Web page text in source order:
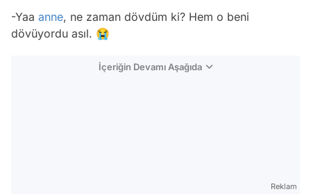
-Yaa anne, ne zaman dövdüm ki? Hem o beni
dövüyordu asıl. 😭
İçeriğin Devamı Aşağıda
Reklam